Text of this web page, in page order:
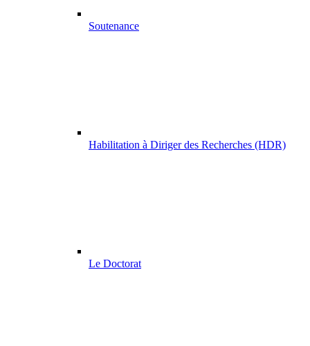
Soutenance
Habilitation à Diriger des Recherches (HDR)
Le Doctorat